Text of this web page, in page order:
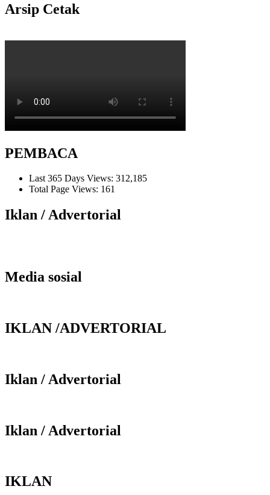
Arsip Cetak
PEMBACA
Last 365 Days Views: 312,185
Total Page Views: 161
Iklan / Advertorial
Media sosial
IKLAN /ADVERTORIAL
Iklan / Advertorial
Iklan / Advertorial
IKLAN